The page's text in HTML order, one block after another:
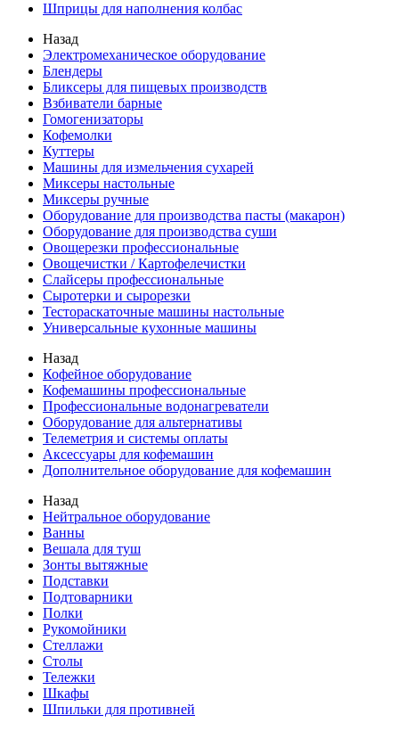
Шприцы для наполнения колбас
Назад
Электромеханическое оборудование
Блендеры
Бликсеры для пищевых производств
Взбиватели барные
Гомогенизаторы
Кофемолки
Куттеры
Машины для измельчения сухарей
Миксеры настольные
Миксеры ручные
Оборудование для производства пасты (макарон)
Оборудование для производства суши
Овощерезки профессиональные
Овощечистки / Картофелечистки
Слайсеры профессиональные
Сыротерки и сырорезки
Тестораскаточные машины настольные
Универсальные кухонные машины
Назад
Кофейное оборудование
Кофемашины профессиональные
Профессиональные водонагреватели
Оборудование для альтернативы
Телеметрия и системы оплаты
Аксессуары для кофемашин
Дополнительное оборудование для кофемашин
Назад
Нейтральное оборудование
Ванны
Вешала для туш
Зонты вытяжные
Подставки
Подтоварники
Полки
Рукомойники
Стеллажи
Столы
Тележки
Шкафы
Шпильки для противней